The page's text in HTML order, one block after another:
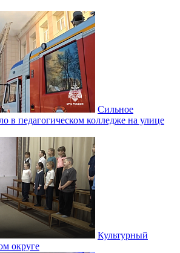
Сильное
в педагогическом колледже на улице
Культурный
округе